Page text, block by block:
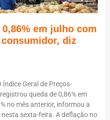
em julho com
diz
Índice Geral de Preços-
queda de 0,86% em
no mês anterior, informou a
sexta-feira. A deflação no